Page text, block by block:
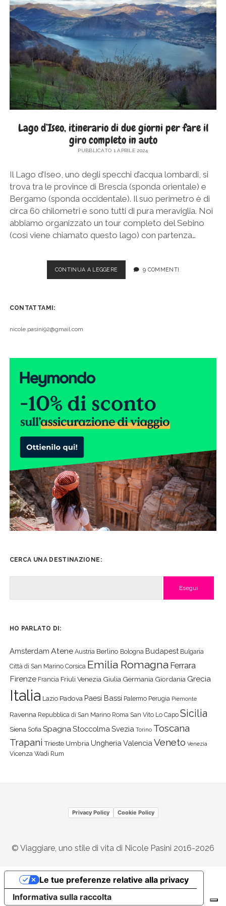
SICILIA
TOSCANA
VENETO
GERMANIA
GRECIA
PAESI BASSI
REPUBBLICA DI SAN MARINO
SLOVACCHIA
SPAGNA
UNGHERIA
twitterfacebook
instagram
pinterestyoutube
email
Lago d’Iseo, itinerario di due giorni per fare il
giro completo in auto
PUBBLICATO 1 APRILE 2024
Il Lago d’Iseo, uno degli specchi d’acqua lombardi, si
trova tra le province di Brescia (sponda orientale) e
Bergamo (sponda occidentale). Il suo perimetro è di
circa 60 chilometri e sono tutti di pura meraviglia. Noi
abbiamo organizzato un tour completo del Sebino
(così viene chiamato questo lago) con partenza…
CONTINUA A LEGGERE
D’ISEO,
9 COMMENTI
CONTATTAMI:
nicole.pasini92@gmail.com
CERCA UNA DESTINAZIONE:
HO PARLATO DI:
Amsterdam Atene Austria Berlino Bologna Budapest Bulgaria
Città di San Marino Corsica Emilia Romagna Ferrara
Firenze Francia Friuli Venezia Giulia Germania Giordania Grecia
Italia Lazio Padova Paesi Bassi Palermo Perugia Piemonte
Ravenna Repubblica di San Marino Roma San Vito Lo Capo Sicilia
Siena Sofia SpagnaStoccolma Svezia Torino Toscana
Trapani Trieste Umbria Ungheria Valencia Veneto Venezia
Vicenza Wadi Rum
Privacy Policy Cookie Policy
© Viaggiare, uno stile di vita di Nicole Pasini 2016-2026
Informativa sulla raccolta
Le tue preferenze relative alla privacy